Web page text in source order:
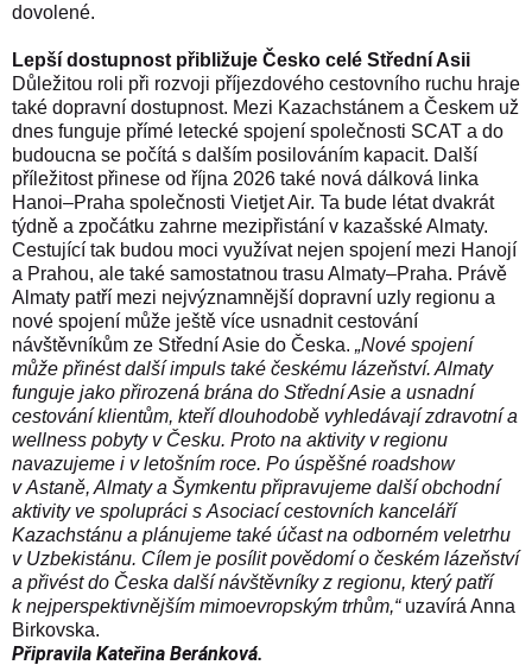
dovolené.
Lepší dostupnost přibližuje Česko celé Střední Asii
Důležitou roli při rozvoji příjezdového cestovního ruchu hraje
také dopravní dostupnost. Mezi Kazachstánem a Českem už
dnes funguje přímé letecké spojení společnosti SCAT a do
budoucna se počítá s dalším posilováním kapacit. Další
příležitost přinese od října 2026 také nová dálková linka
Hanoi–Praha společnosti Vietjet Air. Ta bude létat dvakrát
týdně a zpočátku zahrne mezipřistání v kazašské Almaty.
Cestující tak budou moci využívat nejen spojení mezi Hanojí
a Prahou, ale také samostatnou trasu Almaty–Praha. Právě
Almaty patří mezi nejvýznamnější dopravní uzly regionu a
nové spojení může ještě více usnadnit cestování
návštěvníkům ze Střední Asie do Česka. „Nové spojení
může přinést další impuls také českému lázeňství. Almaty
funguje jako přirozená brána do Střední Asie a usnadní
cestování klientům, kteří dlouhodobě vyhledávají zdravotní a
wellness pobyty v Česku. Proto na aktivity v regionu
navazujeme i v letošním roce. Po úspěšné roadshow
v Astaně, Almaty a Šymkentu připravujeme další obchodní
aktivity ve spolupráci s Asociací cestovních kanceláří
Kazachstánu a plánujeme také účast na odborném veletrhu
v Uzbekistánu. Cílem je posílit povědomí o českém lázeňství
a přivést do Česka další návštěvníky z regionu, který patří
k nejperspektiv­nějším mimoevropským trhům,“uzavírá Anna
Birkovska.
Připravila Kateřina Beránková.